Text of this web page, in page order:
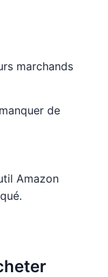
marchands
de
Amazon